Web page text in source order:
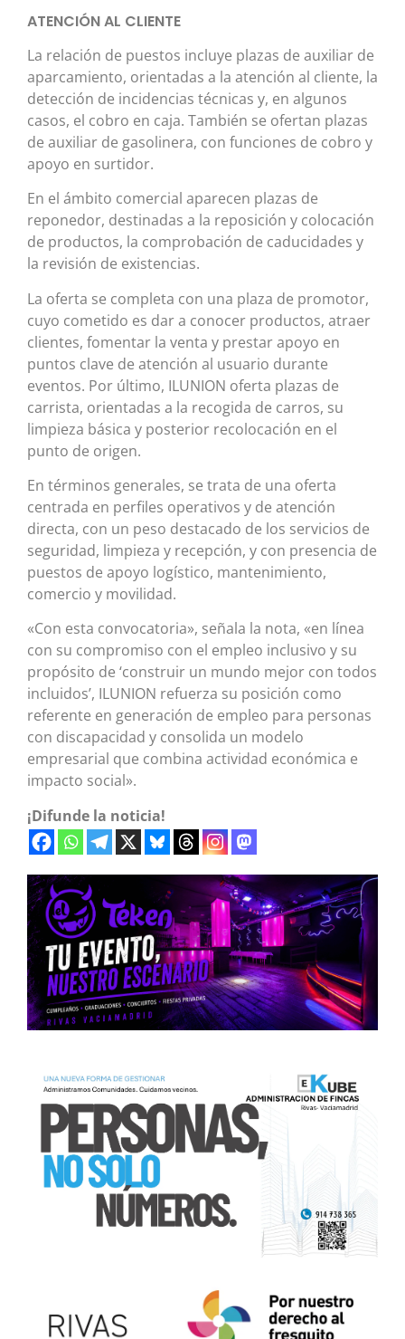
ATENCIÓN AL CLIENTE
La relación de puestos incluye plazas de auxiliar de
aparcamiento, orientadas a la atención al cliente, la
detección de incidencias técnicas y, en algunos
casos, el cobro en caja. También se ofertan plazas
de auxiliar de gasolinera, con funciones de cobro y
apoyo en surtidor.
En el ámbito comercial aparecen plazas de
reponedor, destinadas a la reposición y colocación
de productos, la comprobación de caducidades y
la revisión de existencias.
La oferta se completa con una plaza de promotor,
cuyo cometido es dar a conocer productos, atraer
clientes, fomentar la venta y prestar apoyo en
puntos clave de atención al usuario durante
eventos. Por último, ILUNION oferta plazas de
carrista, orientadas a la recogida de carros, su
limpieza básica y posterior recolocación en el
punto de origen.
En términos generales, se trata de una oferta
centrada en perfiles operativos y de atención
directa, con un peso destacado de los servicios de
seguridad, limpieza y recepción, y con presencia de
puestos de apoyo logístico, mantenimiento,
comercio y movilidad.
«Con esta convocatoria», señala la nota, «en línea
con su compromiso con el empleo inclusivo y su
propósito de ‘construir un mundo mejor con todos
incluidos’, ILUNION refuerza su posición como
referente en generación de empleo para personas
con discapacidad y consolida un modelo
empresarial que combina actividad económica e
impacto social».
¡Difunde la noticia!